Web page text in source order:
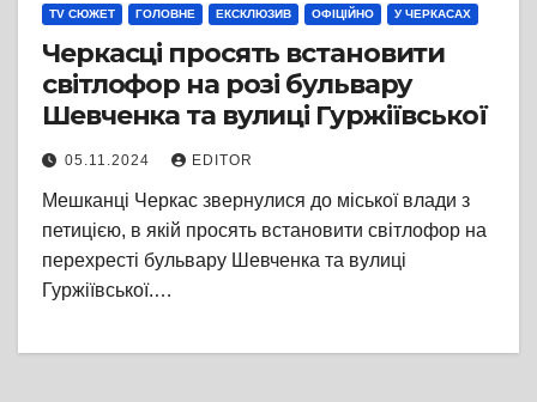
TV СЮЖЕТ ГОЛОВНЕ ЕКСКЛЮЗИВ ОФІЦІЙНО У ЧЕРКАСАХ
Черкасці просять встановити
світлофор на розі бульвару
Шевченка та вулиці Гуржіївської
05.11.2024 EDITOR
Мешканці Черкас звернулися до міської влади з
петицією, в якій просять встановити світлофор на
перехресті бульвару Шевченка та вулиці
Гуржіївської.…